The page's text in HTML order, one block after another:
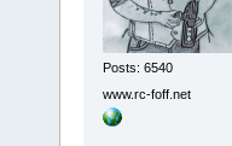
Posts: 6540
www.rc-foff.net